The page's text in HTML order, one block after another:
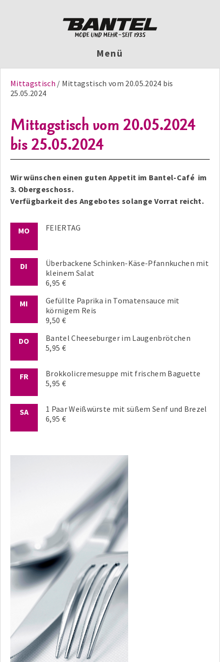
Menü
Mittagstisch
Mittagstisch vom 20.05.2024 bis
25.05.2024
Mittagstisch vom 20.05.2024
bis 25.05.2024
Wir wünschen einen guten Appetit im Bantel-Café im
3. Obergeschoss.
Verfügbarkeit des Angebotes solange Vorrat reicht.
MO FEIERTAG
DI
Überbackene Schinken-Käse-Pfannkuchen mit
kleinem Salat
6,95 €
MI
Gefüllte Paprika in Tomatensauce mit
körnigem Reis
9,50 €
DO
Bantel Cheeseburger im Laugenbrötchen
5,95 €
FR
Brokkolicremesuppe mit frischem Baguette
5,95 €
SA
1 Paar Weißwürste mit süßem Senf und Brezel
6,95 €